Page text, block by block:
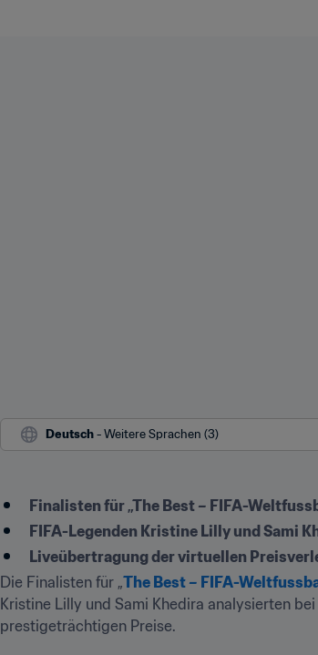
Deutsch - Weitere Sprachen (3)
Finalisten für „The Best – FIFA-
FIFA-Legenden Kristine Lilly und Sami
Liveübertragung der virtuellen
Die Finalisten für „The Best – FIFA-
Kristine Lilly und Sami Khedira analysierten
prestigeträchtigen Preise.